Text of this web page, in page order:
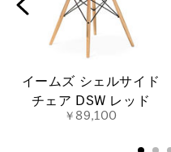
イームズ シェルサイド
チェア DSW レッド
￥89,100